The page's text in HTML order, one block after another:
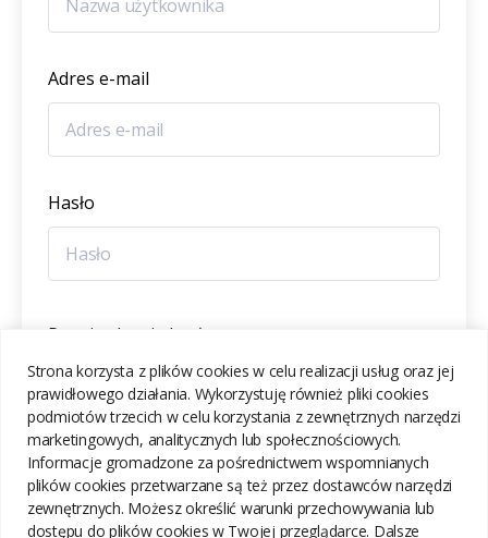
Strona korzysta z plików cookies w celu realizacji usług oraz jej
prawidłowego działania. Wykorzystuję również pliki cookies
podmiotów trzecich w celu korzystania z zewnętrznych narzędzi
marketingowych, analitycznych lub społecznościowych.
Informacje gromadzone za pośrednictwem wspomnianych
plików cookies przetwarzane są też przez dostawców narzędzi
zewnętrznych. Możesz określić warunki przechowywania lub
dostępu do plików cookies w Twojej przeglądarce. Dalsze
Adres e-mail
Hasło
Potwierdzenie hasła
ZAREJESTRUJ SIĘ